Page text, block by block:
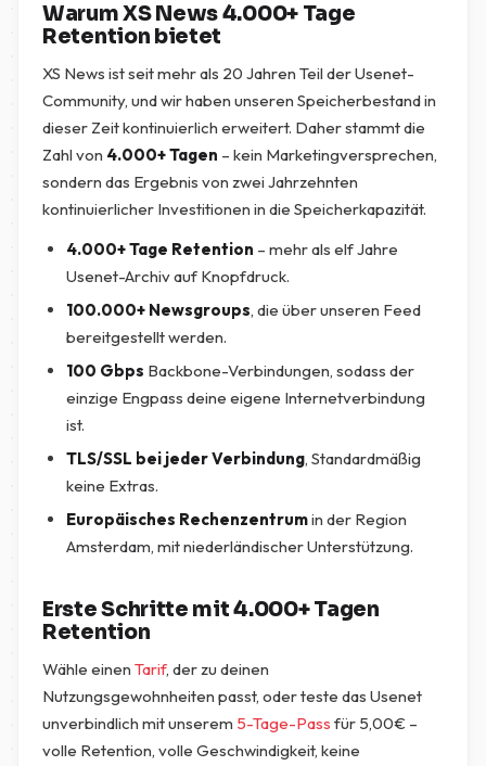
Warum XS News 4.000+ Tage
Retention bietet
XS News ist seit mehr als 20 Jahren Teil der Usenet-
Community, und wir haben unseren Speicherbestand in
dieser Zeit kontinuierlich erweitert. Daher stammt die
Zahl von 4.000+ Tagen – kein Marketingversprechen,
sondern das Ergebnis von zwei Jahrzehnten
kontinuierlicher Investitionen in die Speicherkapazität.
4.000+ Tage Retention – mehr als elf Jahre
Usenet-Archiv auf Knopfdruck.
100.000+ Newsgroups, die über unseren Feed
bereitgestellt werden.
100 Gbps Backbone-Verbindungen, sodass der
einzige Engpass deine eigene Internetverbindung
ist.
TLS/SSL bei jeder Verbindung, Standardmäßig
keine Extras.
Europäisches Rechenzentrumin der Region
Amsterdam, mit niederländischer Unterstützung.
Erste Schritte mit 4.000+ Tagen
Retention
Wähle einen Tarif, der zu deinen
Nutzungsgewohnheiten passt, oder teste das Usenet
unverbindlich mit unserem 5-Tage-Pass für 5,00€ –
volle Retention, volle Geschwindigkeit, keine